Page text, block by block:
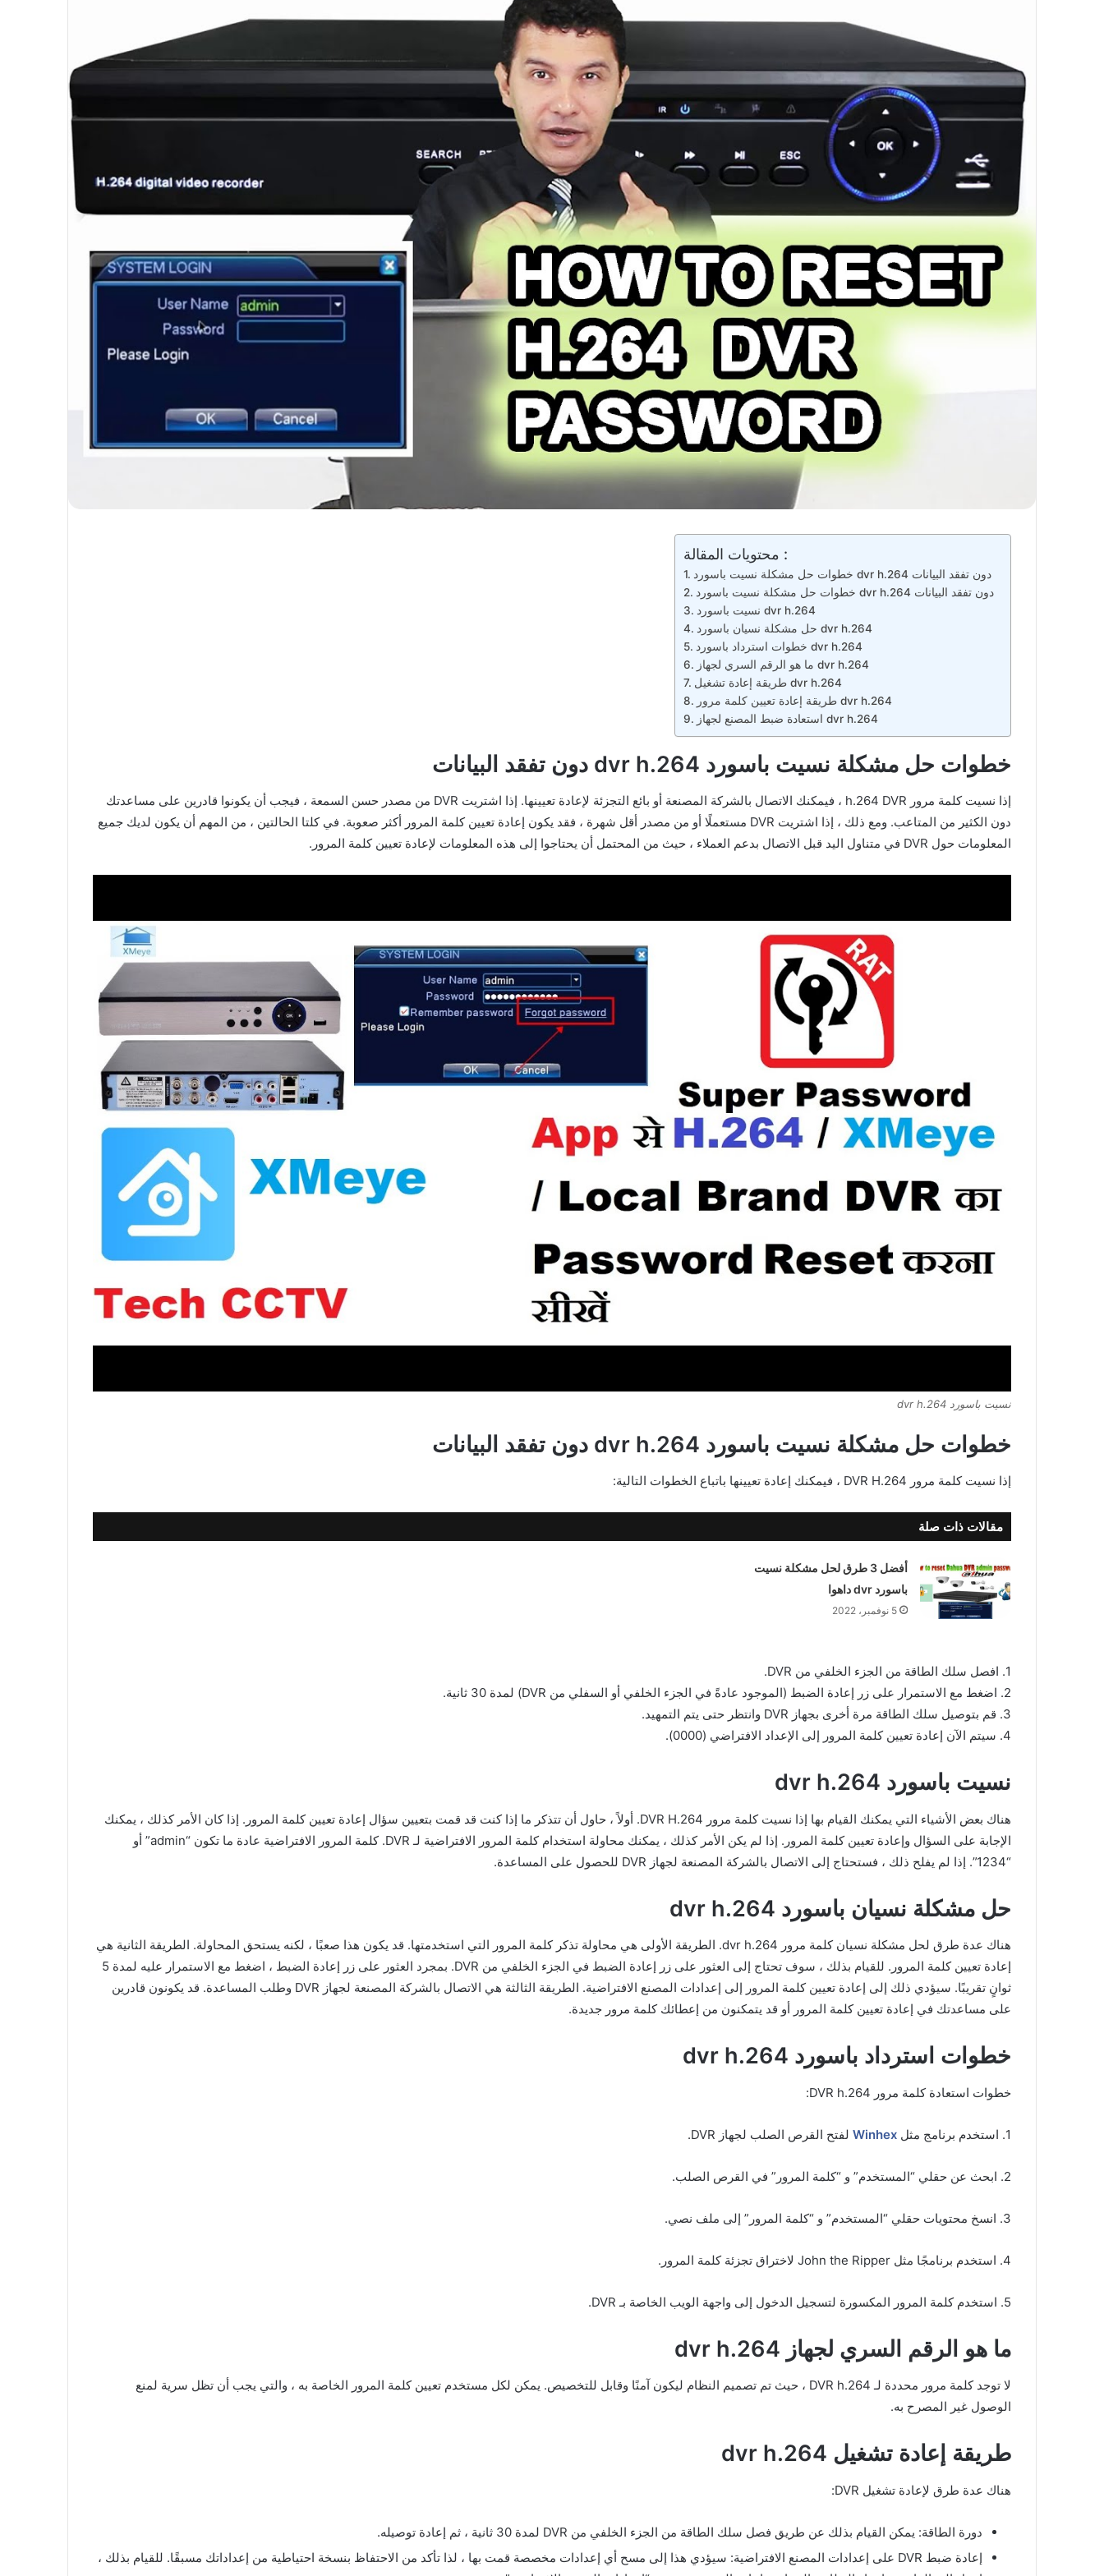
محتويات المقالة :
خطوات حل مشكلة نسيت باسورد dvr h.264 دون تفقد البيانات
خطوات حل مشكلة نسيت باسورد dvr h.264 دون تفقد البيانات
نسيت باسورد dvr h.264
حل مشكلة نسيان باسورد dvr h.264
خطوات استرداد باسورد dvr h.264
ما هو الرقم السري لجهاز dvr h.264
طريقة إعادة تشغيل dvr h.264
طريقة إعادة تعيين كلمة مرور dvr h.264
استعادة ضبط المصنع لجهاز dvr h.264
خطوات حل مشكلة نسيت باسورد dvr h.264 دون تفقد البيانات
إذا نسيت كلمة مرور h.264 DVR ، فيمكنك الاتصال بالشركة المصنعة أو بائع التجزئة لإعادة تعيينها. إذا اشتريت DVR من مصدر حسن السمعة ، فيجب أن يكونوا قادرين على مساعدتك
دون الكثير من المتاعب. ومع ذلك ، إذا اشتريت DVR مستعملًا أو من مصدر أقل شهرة ، فقد يكون إعادة تعيين كلمة المرور أكثر صعوبة. في كلتا الحالتين ، من المهم أن يكون لديك جميع
المعلومات حول DVR في متناول اليد قبل الاتصال بدعم العملاء ، حيث من المحتمل أن يحتاجوا إلى هذه المعلومات لإعادة تعيين كلمة المرور.
نسيت باسورد dvr h.264
خطوات حل مشكلة نسيت باسورد dvr h.264 دون تفقد البيانات
إذا نسيت كلمة مرور DVR H.264 ، فيمكنك إعادة تعيينها باتباع الخطوات التالية:
مقالات ذات صلة
أفضل 3 طرق لحل مشكلة نسيت
باسورد dvr داهوا
5 نوفمبر، 2022
1. افصل سلك الطاقة من الجزء الخلفي من DVR.
2. اضغط مع الاستمرار على زر إعادة الضبط (الموجود عادةً في الجزء الخلفي أو السفلي من DVR) لمدة 30 ثانية.
3. قم بتوصيل سلك الطاقة مرة أخرى بجهاز DVR وانتظر حتى يتم التمهيد.
4. سيتم الآن إعادة تعيين كلمة المرور إلى الإعداد الافتراضي (0000).
نسيت باسورد dvr h.264
هناك بعض الأشياء التي يمكنك القيام بها إذا نسيت كلمة مرور DVR H.264. أولاً ، حاول أن تتذكر ما إذا كنت قد قمت بتعيين سؤال إعادة تعيين كلمة المرور. إذا كان الأمر كذلك ، يمكنك
الإجابة على السؤال وإعادة تعيين كلمة المرور. إذا لم يكن الأمر كذلك ، يمكنك محاولة استخدام كلمة المرور الافتراضية لـ DVR. كلمة المرور الافتراضية عادة ما تكون “admin” أو
“1234”. إذا لم يفلح ذلك ، فستحتاج إلى الاتصال بالشركة المصنعة لجهاز DVR للحصول على المساعدة.
حل مشكلة نسيان باسورد dvr h.264
هناك عدة طرق لحل مشكلة نسيان كلمة مرور dvr h.264. الطريقة الأولى هي محاولة تذكر كلمة المرور التي استخدمتها. قد يكون هذا صعبًا ، لكنه يستحق المحاولة. الطريقة الثانية هي
إعادة تعيين كلمة المرور. للقيام بذلك ، سوف تحتاج إلى العثور على زر إعادة الضبط في الجزء الخلفي من DVR. بمجرد العثور على زر إعادة الضبط ، اضغط مع الاستمرار عليه لمدة 5
ثوانٍ تقريبًا. سيؤدي ذلك إلى إعادة تعيين كلمة المرور إلى إعدادات المصنع الافتراضية. الطريقة الثالثة هي الاتصال بالشركة المصنعة لجهاز DVR وطلب المساعدة. قد يكونون قادرين
على مساعدتك في إعادة تعيين كلمة المرور أو قد يتمكنون من إعطائك كلمة مرور جديدة.
خطوات استرداد باسورد dvr h.264
خطوات استعادة كلمة مرور DVR h.264:
1. استخدم برنامج مثل Winhex لفتح القرص الصلب لجهاز DVR.
2. ابحث عن حقلي “المستخدم” و “كلمة المرور” في القرص الصلب.
3. انسخ محتويات حقلي “المستخدم” و “كلمة المرور” إلى ملف نصي.
4. استخدم برنامجًا مثل John the Ripper لاختراق تجزئة كلمة المرور.
5. استخدم كلمة المرور المكسورة لتسجيل الدخول إلى واجهة الويب الخاصة بـ DVR.
ما هو الرقم السري لجهاز dvr h.264
لا توجد كلمة مرور محددة لـ DVR h.264 ، حيث تم تصميم النظام ليكون آمنًا وقابل للتخصيص. يمكن لكل مستخدم تعيين كلمة المرور الخاصة به ، والتي يجب أن تظل سرية لمنع
الوصول غير المصرح به.
طريقة إعادة تشغيل dvr h.264
هناك عدة طرق لإعادة تشغيل DVR:
دورة الطاقة: يمكن القيام بذلك عن طريق فصل سلك الطاقة من الجزء الخلفي من DVR لمدة 30 ثانية ، ثم إعادة توصيله.
إعادة ضبط DVR على إعدادات المصنع الافتراضية: سيؤدي هذا إلى مسح أي إعدادات مخصصة قمت بها ، لذا تأكد من الاحتفاظ بنسخة احتياطية من إعداداتك مسبقًا. للقيام بذلك ،